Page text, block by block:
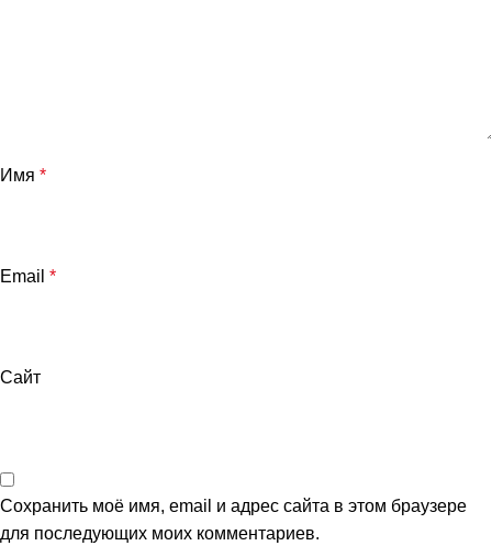
Имя *
Email *
Сайт
Сохранить моё имя, email и адрес сайта в этом браузере
для последующих моих комментариев.